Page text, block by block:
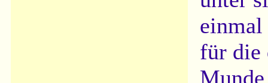
einmal
für die